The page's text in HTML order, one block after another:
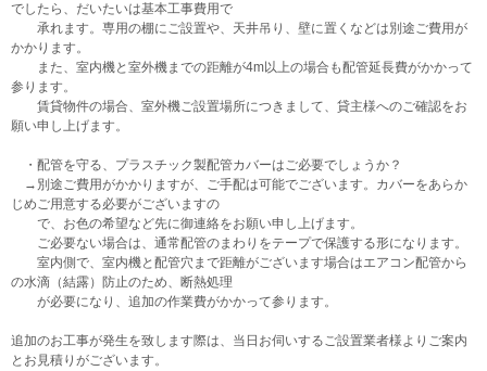
でしたら、だいたいは基本工事費用で
承れます。専用の棚にご設置や、天井吊り、壁に置くなどは別途ご費用が
かかります。
また、室内機と室外機までの距離が4m以上の場合も配管延長費がかかって
参ります。
賃貸物件の場合、室外機ご設置場所につきまして、貸主様へのご確認をお
願い申し上げます。
・配管を守る、プラスチック製配管カバーはご必要でしょうか？
→別途ご費用がかかりますが、ご手配は可能でございます。カバーをあらか
じめご用意する必要がございますの
で、お色の希望など先に御連絡をお願い申し上げます。
ご必要ない場合は、通常配管のまわりをテープで保護する形になります。
室内側で、室内機と配管穴まで距離がございます場合はエアコン配管から
の水滴（結露）防止のため、断熱処理
が必要になり、追加の作業費がかかって参ります。
追加のお工事が発生を致します際は、当日お伺いするご設置業者様よりご案内
とお見積りがございます。